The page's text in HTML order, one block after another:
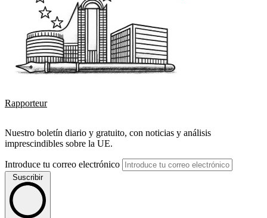
Rapporteur
Nuestro boletín diario y gratuito, con noticias y análisis
imprescindibles sobre la UE.
Introduce tu correo electrónico
Suscribir